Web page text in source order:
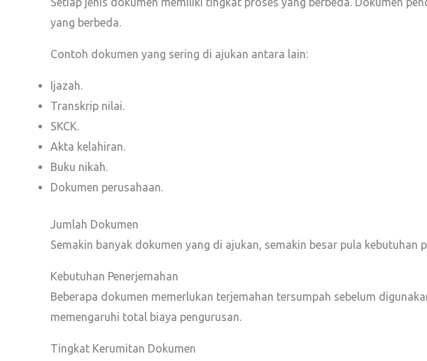
yang berbeda.
Contoh dokumen yang sering di ajukan antara lain:
Ijazah.
Transkrip nilai.
SKCK.
Akta kelahiran.
Buku nikah.
Dokumen perusahaan.
Jumlah Dokumen
Semakin banyak dokumen yang di ajukan, semakin besar pula
Kebutuhan Penerjemahan
Beberapa dokumen memerlukan terjemahan tersumpah sebelum
memengaruhi total biaya pengurusan.
Tingkat Kerumitan Dokumen